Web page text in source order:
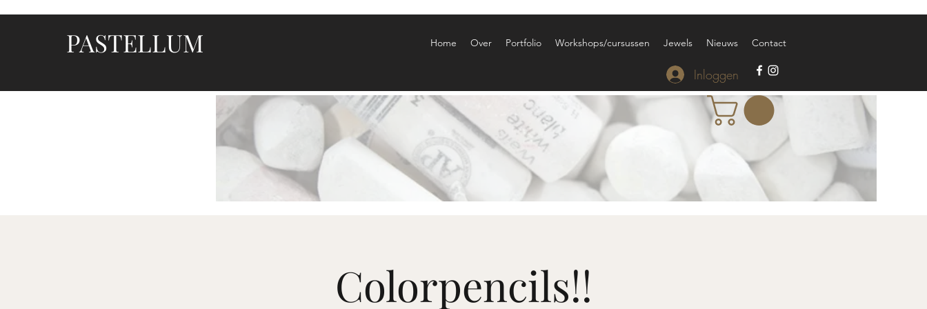
PASTELLUM Home Over Portfolio Workshops/cursussen Jewels Nieuws Contact
Inloggen
Let's draw and paint
Colorpencils!!